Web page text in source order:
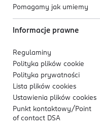
Pomagamy jak umiemy
Informacje prawne
Regulaminy
Polityka plików cookie
Polityka prywatności
Lista plików cookies
Ustawienia plików cookies
Punkt kontaktowy/ Point
of contact DSA